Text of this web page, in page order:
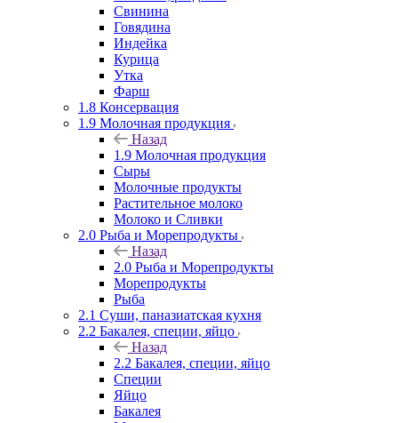
Свинина
Говядина
Индейка
Курица
Утка
Фарш
1.8 Консервация
1.9 Молочная продукция
Назад
1.9 Молочная продукция
Сыры
Молочные продукты
Растительное молоко
Молоко и Сливки
2.0 Рыба и Морепродукты
Назад
2.0 Рыба и Морепродукты
Морепродукты
Рыба
2.1 Суши, паназиатская кухня
2.2 Бакалея, специи, яйцо
Назад
2.2 Бакалея, специи, яйцо
Специи
Яйцо
Бакалея